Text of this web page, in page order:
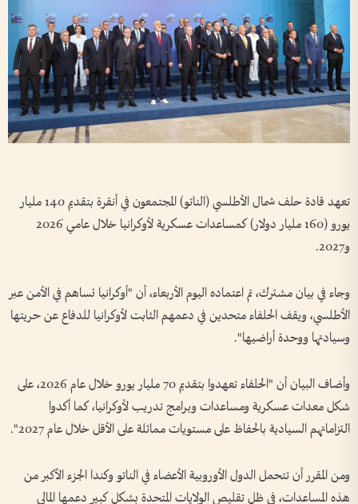
تعهد قادة حلف شمال الأطلسي (الناتو) المجتمعون في أنقرة بتقديم 140 مليار
يورو (160 مليار دولار) كمساعدات عسكرية لأوكرانيا خلال عامي 2026
و2027.
وجاء في بيان مشترك، تم اعتماده اليوم الأربعاء، أن "أوكرانيا تساهم في الأمن عبر
الأطلسي، ويقف الحلفاء متحدين في دعمهم الثابت لأوكرانيا للدفاع عن حريتها
وسيادتها ووحدة أراضيها".
وأضاف البيان أن "الحلفاء تعهدوا بتقديم 70 مليار يورو خلال عام 2026، على
شكل معدات عسكرية ومساعدات وبرامج تدريب لأوكرانيا، كما أكدوا
التزاماتهم السيادية بالحفاظ على مستويات مماثلة على الأقل خلال عام 2027".
ومن المقرر أن تتحمل الدول الأوروبية الأعضاء في الناتو وكندا الجزء الأكبر من
هذه المساعدات، في ظل تقليص الولايات المتحدة بشكل كبير دعمها المالي